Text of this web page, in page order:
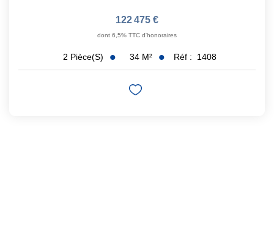
122 475 €
dont 6,5% TTC d'honoraires
2 Pièce(s) 34 M² Réf : 1408